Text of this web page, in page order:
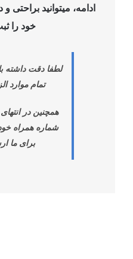
ادامه، میتوانید
خود را
لطفا دقت داشته
تمام موارد
همچنین در
شماره همراه
برای ما